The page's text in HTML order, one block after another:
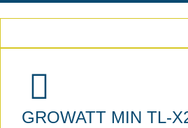
GROWATT MIN TL-